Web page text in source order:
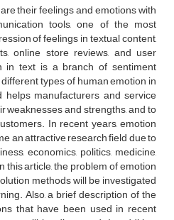
their feelings and emotions with
tools, one of the most
of feelings in textual content,
online store reviews, and user
in text is a branch of sentiment
types of human emotion in
manufacturers and service
weaknesses and strengths, and to
In recent years, emotion
an attractive research field due to
economics, politics, medicine,
this article, the problem of emotion
methods will be investigated
Also, a brief description of the
that have been used in recent